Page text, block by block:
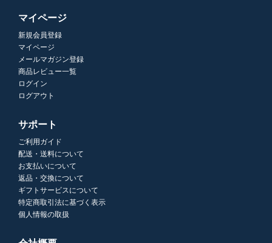
マイページ
新規会員登録
マイページ
メールマガジン登録
商品レビュー一覧
ログイン
ログアウト
サポート
ご利用ガイド
配送・送料について
お支払いについて
返品・交換について
ギフトサービスについて
特定商取引法に基づく表示
個人情報の取扱